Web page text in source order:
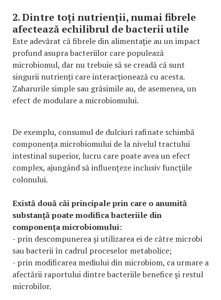
2. Dintre toți nutrienții, numai fibrele
afectează echilibrul de bacterii utile
Este adevărat că fibrele din alimentație au un impact
profund asupra bacteriilor care populează
microbiomul, dar nu trebuie să se creadă că sunt
singurii nutrienți care interacționează cu acesta.
Zaharurile simple sau grăsimile au, de asemenea, un
efect de modulare a microbiomului.
De exemplu, consumul de dulciuri rafinate schimbă
componența microbiomului de la nivelul tractului
intestinal superior, lucru care poate avea un efect
complex, ajungând să influențeze inclusiv funcțiile
colonului.
Există două căi principale prin care o anumită
substanță poate modifica bacteriile din
componența microbiomului:
- prin descompunerea și utilizarea ei de către microbi
sau bacterii în cadrul proceselor metabolice;
- prin modificarea mediului din microbiom, ca urmare a
afectării raportului dintre bacteriile benefice și restul
microbilor.